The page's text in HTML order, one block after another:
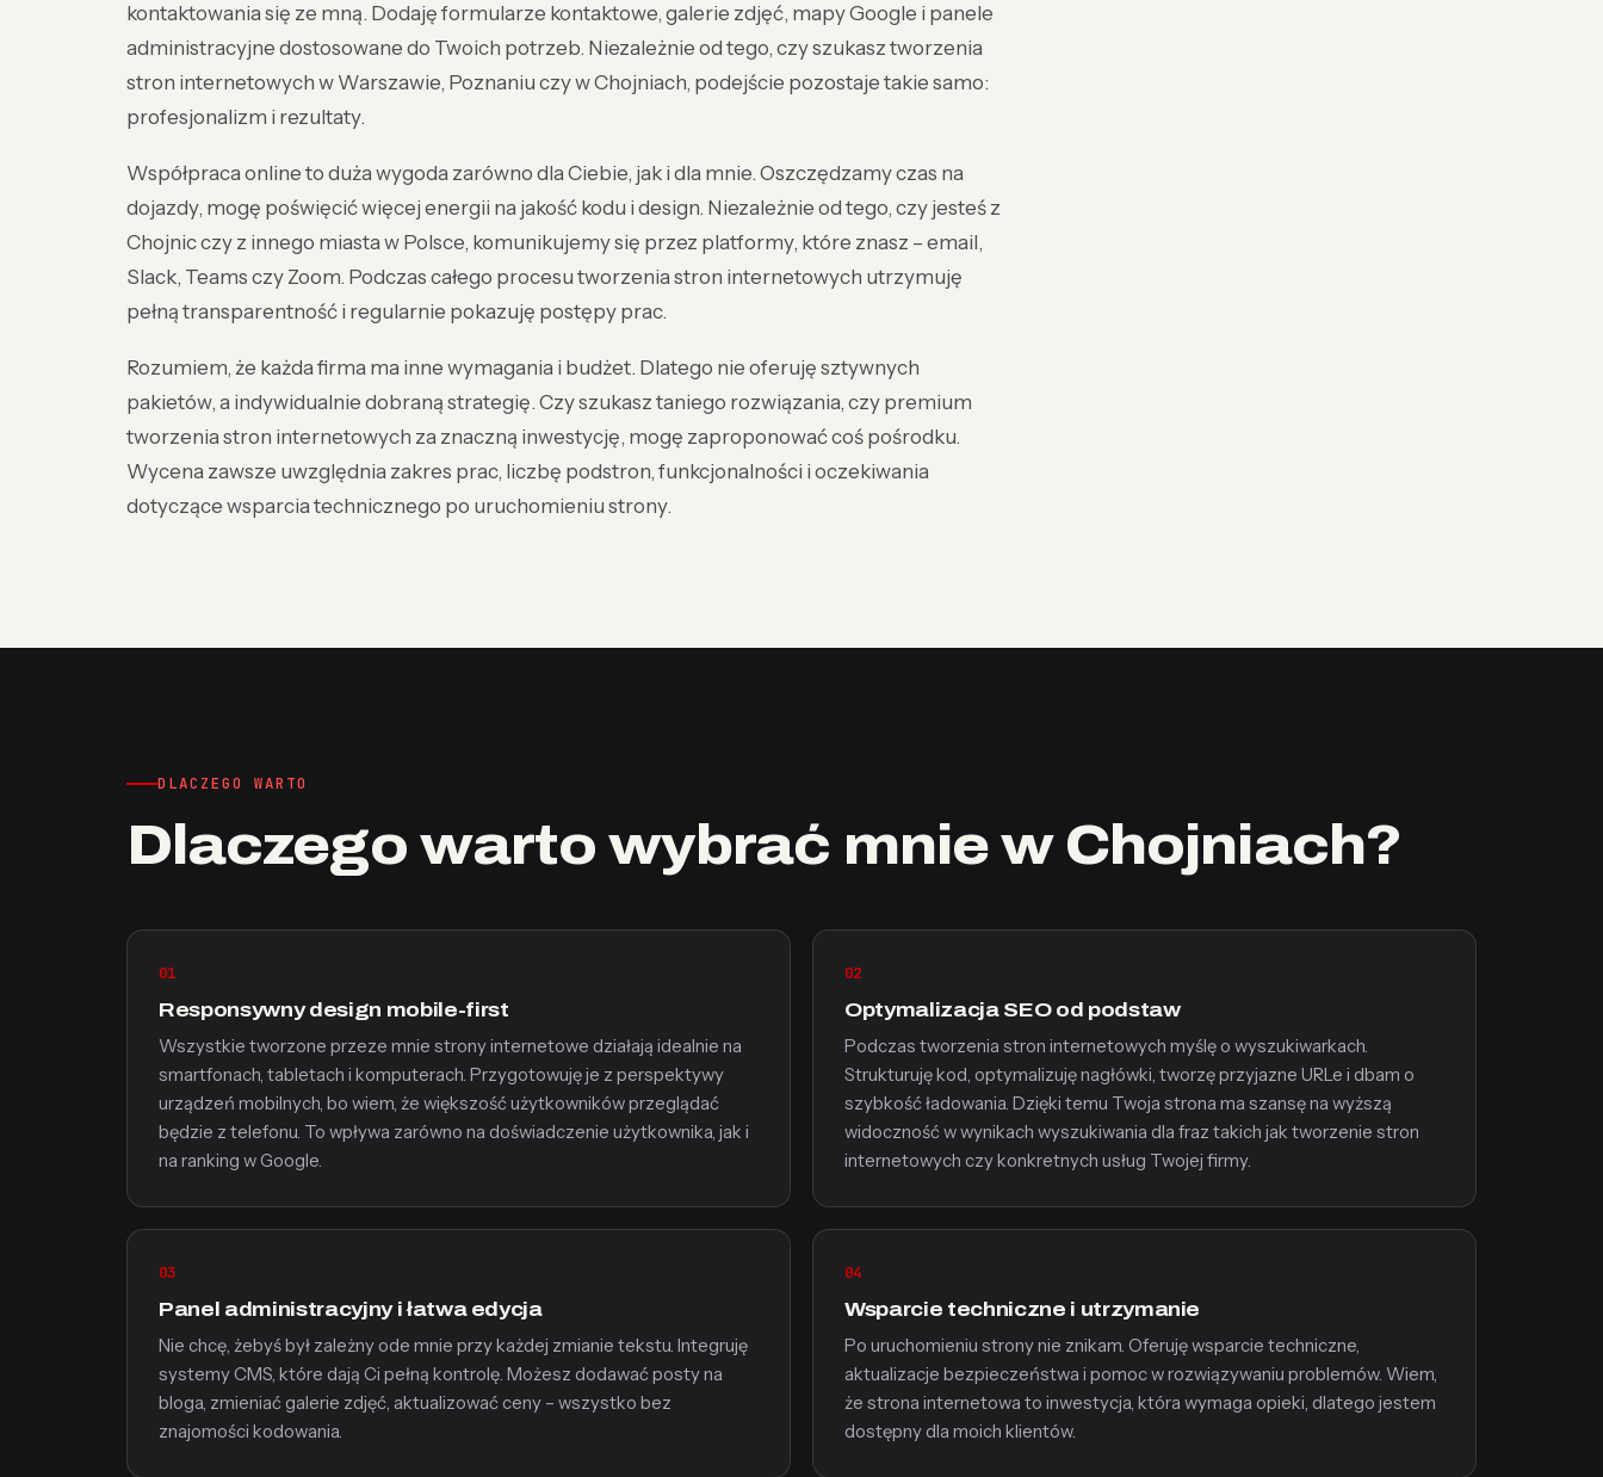
kontaktowania się ze mną. Dodaję formularze kontaktowe, galerie zdjęć, mapy Google i panele
administracyjne dostosowane do Twoich potrzeb. Niezależnie od tego, czy szukasz tworzenia
stron internetowych w Warszawie, Poznaniu czy w Chojniach, podejście pozostaje takie samo:
profesjonalizm i rezultaty.
Współpraca online to duża wygoda zarówno dla Ciebie, jak i dla mnie. Oszczędzamy czas na
dojazdy, mogę poświęcić więcej energii na jakość kodu i design. Niezależnie od tego, czy jesteś z
Chojnic czy z innego miasta w Polsce, komunikujemy się przez platformy, które znasz – email,
Slack, Teams czy Zoom. Podczas całego procesu tworzenia stron internetowych utrzymuję
pełną transparentność i regularnie pokazuję postępy prac.
Rozumiem, że każda firma ma inne wymagania i budżet. Dlatego nie oferuję sztywnych
pakietów, a indywidualnie dobraną strategię. Czy szukasz taniego rozwiązania, czy premium
tworzenia stron internetowych za znaczną inwestycję, mogę zaproponować coś pośrodku.
Wycena zawsze uwzględnia zakres prac, liczbę podstron, funkcjonalności i oczekiwania
dotyczące wsparcia technicznego po uruchomieniu strony.
DLACZEGO WARTO
Dlaczego warto wybrać mnie w Chojniach?
01
Responsywny design mobile-first
Wszystkie tworzone przeze mnie strony internetowe działają idealnie na
smartfonach, tabletach i komputerach. Przygotowuję je z perspektywy
urządzeń mobilnych, bo wiem, że większość użytkowników przeglądać
będzie z telefonu. To wpływa zarówno na doświadczenie użytkownika, jak i
na ranking w Google.
02
Optymalizacja SEO od podstaw
Podczas tworzenia stron internetowych myślę o wyszukiwarkach.
Strukturuję kod, optymalizuję nagłówki, tworzę przyjazne URLe i dbam o
szybkość ładowania. Dzięki temu Twoja strona ma szansę na wyższą
widoczność w wynikach wyszukiwania dla fraz takich jak tworzenie stron
internetowych czy konkretnych usług Twojej firmy.
03
Panel administracyjny i łatwa edycja
Nie chcę, żebyś był zależny ode mnie przy każdej zmianie tekstu. Integruję
systemy CMS, które dają Ci pełną kontrolę. Możesz dodawać posty na
bloga, zmieniać galerie zdjęć, aktualizować ceny – wszystko bez
znajomości kodowania.
04
Wsparcie techniczne i utrzymanie
Po uruchomieniu strony nie znikam. Oferuję wsparcie techniczne,
aktualizacje bezpieczeństwa i pomoc w rozwiązywaniu problemów. Wiem,
że strona internetowa to inwestycja, która wymaga opieki, dlatego jestem
dostępny dla moich klientów.